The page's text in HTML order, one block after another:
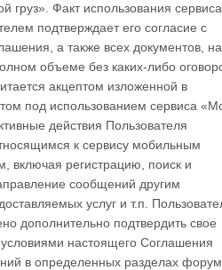
груз». Факт использования
подтверждает его согласие с
а также всех документов, на
объеме без каких-либо
акцептом изложенной в
под использованием сервиса
действия Пользователя
к сервису мобильным
включая регистрацию, поиск и
сообщений другим
услуг и т.п.
дополнительно подтвердить свое
настоящего Соглашения
в определенных разделах